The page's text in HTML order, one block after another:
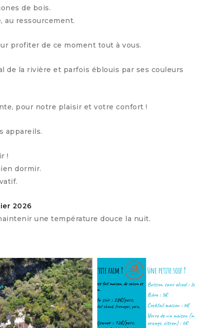
de bois.
au ressourcement.
profiter de ce moment tout à vous.
de la rivière et parfois éblouis par ses couleurs
pour notre plaisir et votre confort !
appareils.
!
dormir.
2026
une température douce la nuit.